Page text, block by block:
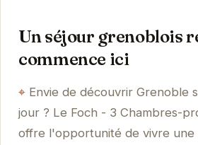
Un séjour grenoblois
commence ici
Envie de découvrir Grenoble
jour ? Le Foch - 3 Chambres-
offre l'opportunité de vivre une